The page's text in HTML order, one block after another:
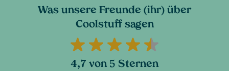
Was unsere Freunde (ihr) über
Coolstuff sagen
4,7 von 5 Sternen